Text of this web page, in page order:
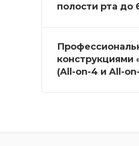
полости рта до
конструкциями
(All-on-4 и All-